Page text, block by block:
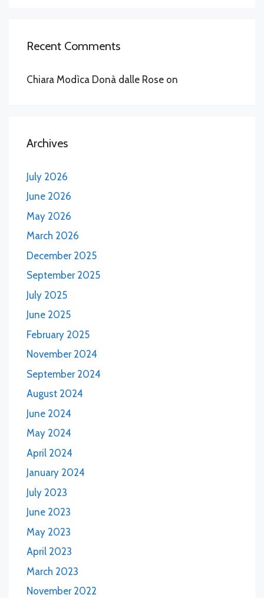
Recent Comments
Chiara Modìca Donà dalle Rose on
Archives
July 2026
June 2026
May 2026
March 2026
December 2025
September 2025
July 2025
June 2025
February 2025
November 2024
September 2024
August 2024
June 2024
May 2024
April 2024
January 2024
July 2023
June 2023
May 2023
April 2023
March 2023
November 2022